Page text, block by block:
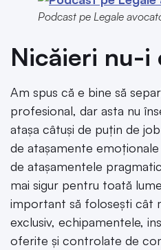
Podcast pe Legale
Nicăieri nu-i
Am spus că e bine să
profesional, dar asta nu
atașa câtuși de puțin de
de atașamente
de atașamentele
mai sigur pentru toată
important să folosești cât
exclusiv, echipamentele,
oferite și controlate de